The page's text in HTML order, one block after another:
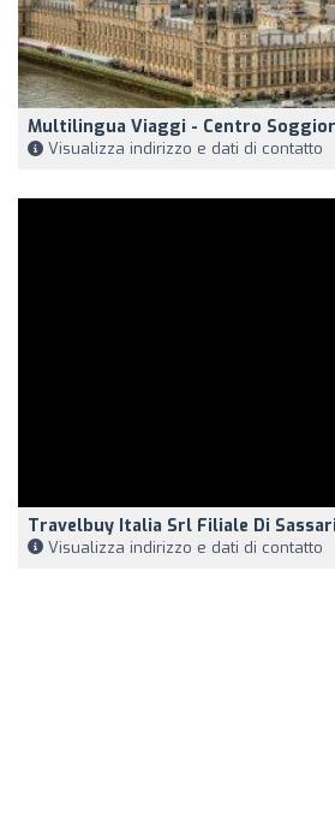
Multilingua Viaggi - Centro
Visualizza indirizzo e dati di contatto
Travelbuy Italia Srl Filiale Di Sassari
Visualizza indirizzo e dati di contatto